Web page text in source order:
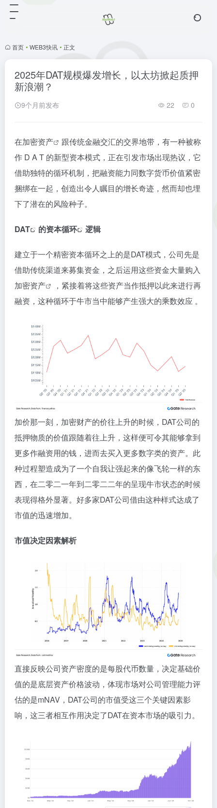
首页 • WEB3快讯 • 正文
2025年DAT规模爆发增长，以太坊掀起质押
新浪潮？
9个月前发布 22 0
在加密资产
跟传统金融交汇的交界地带，有一种被称
作 D A T 的新型资本模式，正在引发市场出现热议，它
借助独特的循环机制，把融资能力同数字货币价值紧密
捆绑在一起，创造出令人瞩目的增长奇迹，然而却也埋
下了潜在的风险种子。
DAT 的资本循环 逻辑
建立于一个精密资本循环之上的是DAT模式，公司先是
借助传统渠道来募集资金，之后运用这些资金大量购入
加密资产
，紧接着将这些资产当作抵押以此来进行再
融资，这种循环于牛市当中能够产生强大的乘数效应 。
加价那一刻，加密财产的价往上升的时候，DAT公司的
抵押物质的价值跟随着往上升，这样便可令其能够拿到
更多作融资用的钱，进而去买入更多数字类的资产。此
种过程塑造成为了一个自我让强起来的像飞轮一样的东
西，在二零二一年到二零二二年的呈现牛市状态的时候
表现得格外显著。好多家DAT公司借由这种样式达成了
市值的迅速增加。
市值决定因素解析
直接反映公司资产密度的是每股代币数量，决定基础价
值的是底层资产价格波动，体现市场对公司管理能力评
估的是mNAV，DAT公司的市值受这三个关键因素影
响，这三者相互作用决定了DAT在资本市场的吸引力。